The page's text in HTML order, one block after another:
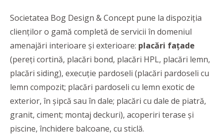
Societatea Bog Design & Concept pune la dispoziția
clienților o gamă completă de servicii în domeniul
amenajări interioare și exterioare: placări fațade
(pereți cortină, placări bond, placări HPL, placări lemn,
placări siding), execuție pardoseli (placări pardoseli cu
lemn compozit; placări pardoseli cu lemn exotic de
exterior, în șipcă sau în dale; placări cu dale de piatră,
granit, ciment; montaj deckuri), acoperiri terase și
piscine, închidere balcoane, cu sticlă.